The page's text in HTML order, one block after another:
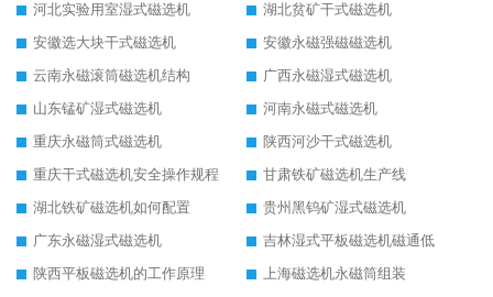
河北实验用室湿式磁选机
湖北贫矿干式磁选机
安徽选大块干式磁选机
安徽永磁强磁磁选机
云南永磁滚筒磁选机结构
广西永磁湿式磁选机
山东锰矿湿式磁选机
河南永磁式磁选机
重庆永磁筒式磁选机
陕西河沙干式磁选机
重庆干式磁选机安全操作规程
甘肃铁矿磁选机生产线
湖北铁矿磁选机如何配置
贵州黑钨矿湿式磁选机
广东永磁湿式磁选机
吉林湿式平板磁选机磁通低
陕西平板磁选机的工作原理
上海磁选机永磁筒组装